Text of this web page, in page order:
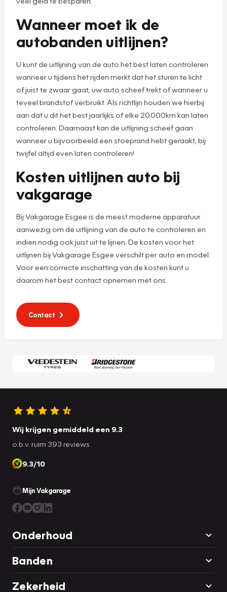
Wanneer moet ik de
autobanden uitlijnen?
U kunt de uitlijning van de auto het best laten controleren
wanneer u tijdens het rijden merkt dat het sturen te licht
of juist te zwaar gaat, uw auto scheef trekt of wanneer u
teveel brandstof verbruikt. Als richtlijn houden we hierbij
aan dat u dit het best jaarlijks of elke 20.000km kan laten
controleren. Daarnaast kan de uitlijning scheef gaan
wanneer u bijvoorbeeld een stoeprand hebt geraakt, bij
twijfel altijd even laten controleren!
Kosten uitlijnen auto bij
vakgarage
Bij Vakgarage Esgee is de meest moderne apparatuur
aanwezig om de uitlijning van de auto te controleren en
indien nodig ook juist uit te lijnen. De kosten voor het
uitlijnen bij Vakgarage Esgee verschilt per auto en model.
Voor een correcte inschatting van de kosten kunt u
daarom het best contact opnemen met ons.
Contact
Wij krijgen gemiddeld een 9.3
o.b.v. ruim 393 reviews
9.3/10
Mijn Vakgarage
Onderhoud
Banden
Zekerheid